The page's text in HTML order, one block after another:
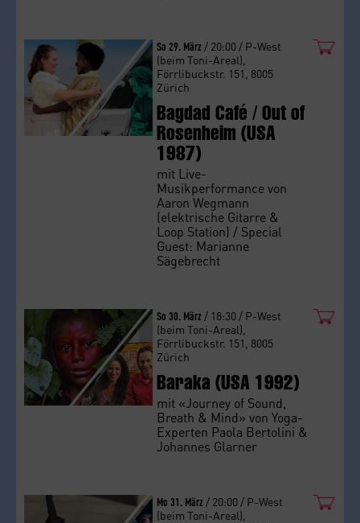
Sa 29. März / 20:00 / P-West
(beim Toni-Areal),
Förrlibuckstr. 151, 8005
Zürich
Bagdad Café / Out of
Rosenheim (USA
1987)
mit Live-
Musikperformance von
Aaron Wegmann
(elektrische Gitarre &
Loop Station) / Special
Guest: Marianne
Sägebrecht
So 30. März / 18:30 / P-West
(beim Toni-Areal),
Förrlibuckstr. 151, 8005
Zürich
Baraka (USA 1992)
mit «Journey of Sound,
Breath & Mind» von Yoga-
Experten Paola Bertolini &
Johannes Glarner
Mo 31. März / 20:00 / P-West
(beim Toni-Areal),